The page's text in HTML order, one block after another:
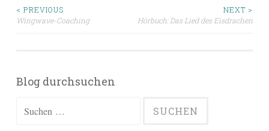
Beitragsnavigation
< PREVIOUS
Wingwave-Coaching
NEXT >
Hörbuch: Das Lied des Eisdrachen
Blog durchsuchen
Suchen